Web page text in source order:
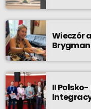
Wieczór
Brygman
II